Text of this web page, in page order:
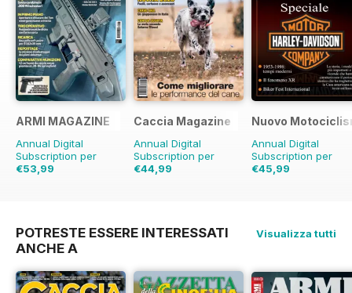
ARMI MAGAZINE
Annual Digital
Subscription per
€53,99
Caccia Magazine
Annual Digital
Subscription per
€44,99
Nuovo
Annual Digital
Subscription per
€45,99
POTRESTE ESSERE INTERESSATI
ANCHE A
Visualizza tutti